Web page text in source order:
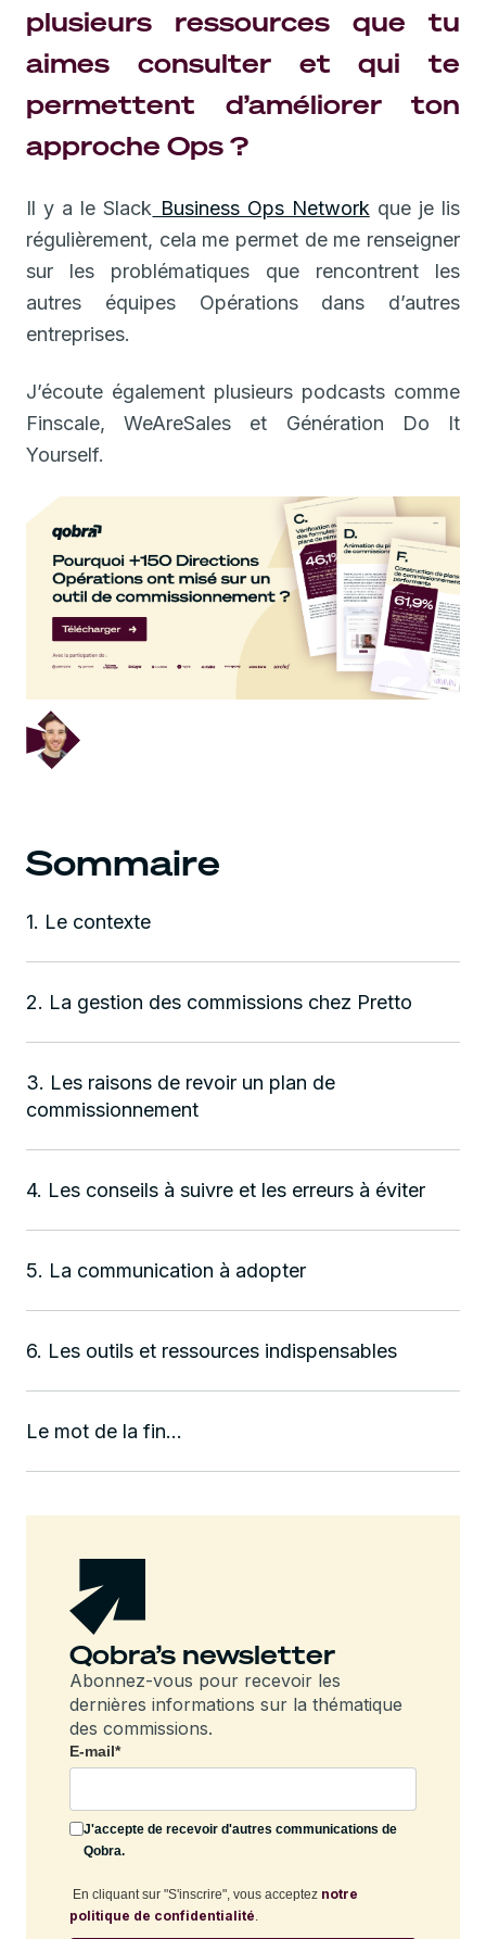
plusieurs ressources que tu
aimes consulter et qui te
permettent d’améliorer ton
approche Ops ?
Il y a le Slack Business Ops Networkque je lis
régulièrement, cela me permet de me renseigner
sur les problématiques que rencontrent les
autres équipes Opérations dans d’autres
entreprises.
J’écoute également plusieurs podcasts comme
Finscale, WeAreSales et Génération Do It
Yourself.
Sommaire
1. Le contexte
2. La gestion des commissions chez Pretto
3. Les raisons de revoir un plan de
commissionnement
4. Les conseils à suivre et les erreurs à éviter
5. La communication à adopter
6. Les outils et ressources indispensables
Le mot de la fin…
Qobra’s newsletter
Abonnez-vous pour recevoir les
dernières informations sur la thématique
des commissions.
E-mail*
J'accepte de recevoir d'autres communications de
Qobra.
En cliquant sur "S'inscrire", vous acceptez notre
politique de confidentialité.